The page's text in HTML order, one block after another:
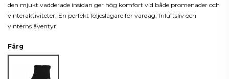
den mjukt vadderade insidan ger hög komfort vid både promenader och
vinteraktiviteter. En perfekt följeslagare för vardag, friluftsliv och
vinterns äventyr.
Färg